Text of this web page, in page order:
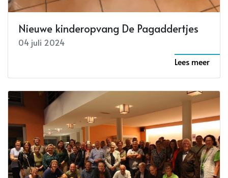
Nieuwe kinderopvang De Pagaddertjes
04 juli 2024
Lees meer